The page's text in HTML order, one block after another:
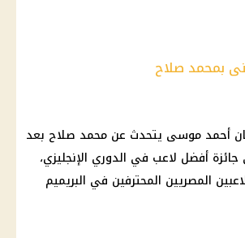
بمحمد صلاح
أحمد موسى يتحدث عن محمد صلاح بعد
أفضل لاعب في الدوري الإنجليزي،
المصريين المحترفين في البريميم